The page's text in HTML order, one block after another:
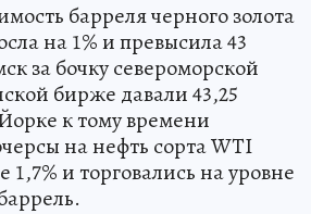
барреля черного золота
на 1% и превысила 43
за бочку североморской
бирже давали 43,25
к тому времени
на нефть сорта WTI
1,7% и торговались на уровне